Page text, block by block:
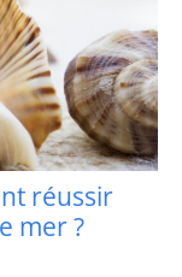
réussir
mer ?